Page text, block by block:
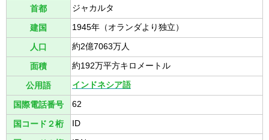
首都 ジャカルタ
建国 1945年（オランダより独立）
人口 約2億7063万人
面積 約192万平方キロメートル
公用語 インドネシア語
国際電話番号 62
国コード２桁 ID